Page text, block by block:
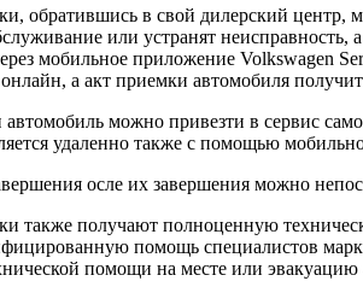
обратившись в свой дилерский центр,
или устранят
мобильное приложение Volkswagen
а акт приемки автомобиля
можно привезти в сервис
удаленно также с помощью
осле их завершения можно
также получают полноценную
помощь специалистов
помощи на месте или